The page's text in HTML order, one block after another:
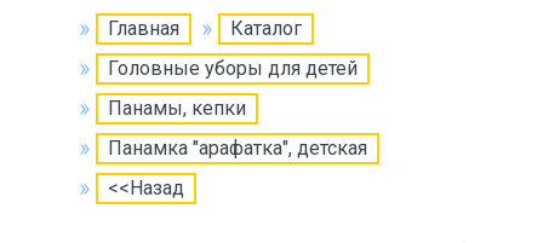
Главная
Каталог
Головные уборы для детей
Панамы, кепки
Панамка "арафатка", детская
<<Назад